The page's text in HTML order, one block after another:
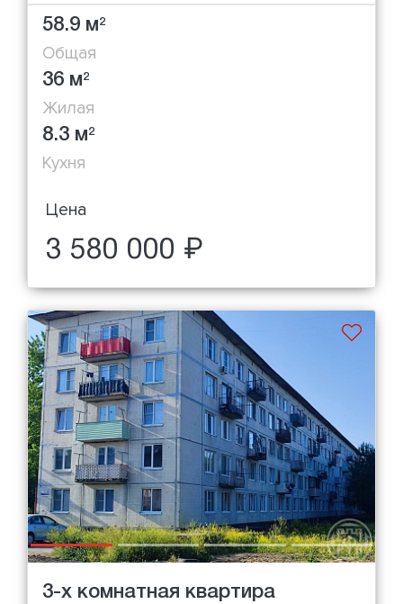
58.9 м2
Общая
36 м2
Жилая
8.3 м2
Кухня
Цена
3 580 000 ₽
3-х комнатная квартира